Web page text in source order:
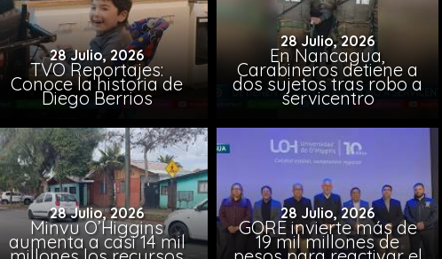
28 Julio, 2026
TVO Reportajes:
Conoce la historia de
Diego Berrios
28 Julio, 2026
En Nancagua,
Carabineros detiene a
dos sujetos tras robo a
servicentro
28 Julio, 2026
Minvu O’Higgins
aumenta a casi 14 mil
28 Julio, 2026
GORE invierte más de
19 mil millones de